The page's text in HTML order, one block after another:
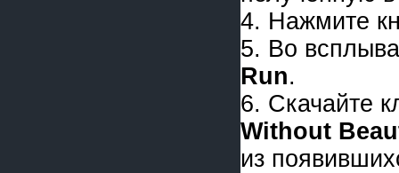
4. Нажмите
5. Во
Run.
6. Скачайте
Without
из